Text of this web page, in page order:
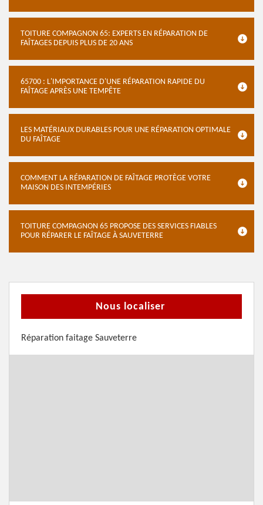
TOITURE COMPAGNON 65: EXPERTS EN RÉPARATION DE
FAÎTAGES DEPUIS PLUS DE 20 ANS
65700 : L'IMPORTANCE D'UNE RÉPARATION RAPIDE DU
FAÎTAGE APRÈS UNE TEMPÊTE
LES MATÉRIAUX DURABLES POUR UNE RÉPARATION OPTIMALE
DU FAÎTAGE
COMMENT LA RÉPARATION DE FAÎTAGE PROTÈGE VOTRE
MAISON DES INTEMPÉRIES
TOITURE COMPAGNON 65 PROPOSE DES SERVICES FIABLES
POUR RÉPARER LE FAÎTAGE À SAUVETERRE
Nous localiser
Réparation faitage Sauveterre